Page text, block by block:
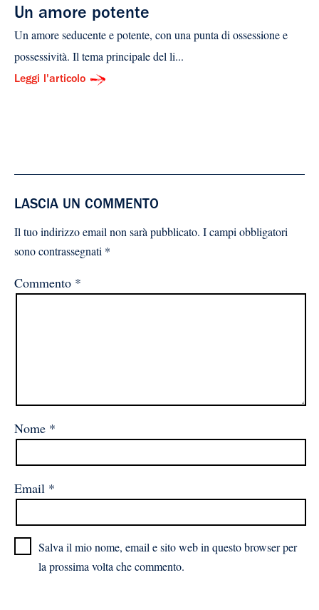
Un amore potente
Un amore seducente e potente, con una punta di ossessione e
possessività. Il tema principale del li...
Leggi l'articolo
LASCIA UN COMMENTO
Il tuo indirizzo email non sarà pubblicato. I campi obbligatori
sono contrassegnati *
Commento *
Nome *
Email *
Salva il mio nome, email e sito web in questo browser per
la prossima volta che commento.